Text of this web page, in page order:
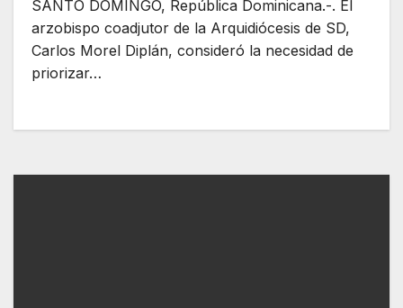
fachadas y monumentos, también
custodiar memoria donde
concluyen cultura, fe, educación,
SANTO DOMINGO, República Dominicana.-. El
arzobispo coadjutor de la Arquidiócesis de SD,
Carlos Morel Diplán, consideró la necesidad de
priorizar…